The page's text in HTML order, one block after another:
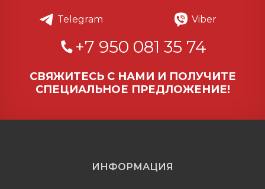
Telegram Viber
+7 950 081 35 74
СВЯЖИТЕСЬ С НАМИ И ПОЛУЧИТЕ
СПЕЦИАЛЬНОЕ ПРЕДЛОЖЕНИЕ!
ИНФОРМАЦИЯ